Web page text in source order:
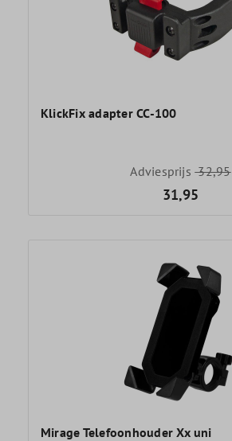
KlickFix adapter CC-100
Adviesprijs32,95
31,95
Mirage Telefoonhouder Xx uni